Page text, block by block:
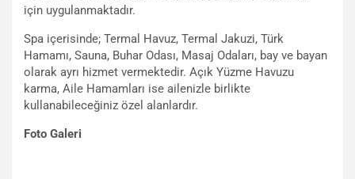
için uygulanmaktadır.
Spa içerisinde; Termal Havuz, Termal Jakuzi, Türk
Hamamı, Sauna, Buhar Odası, Masaj Odaları, bay ve bayan
olarak ayrı hizmet vermektedir. Açık Yüzme Havuzu
karma, Aile Hamamları ise ailenizle birlikte
kullanabileceğiniz özel alanlardır.
Foto Galeri